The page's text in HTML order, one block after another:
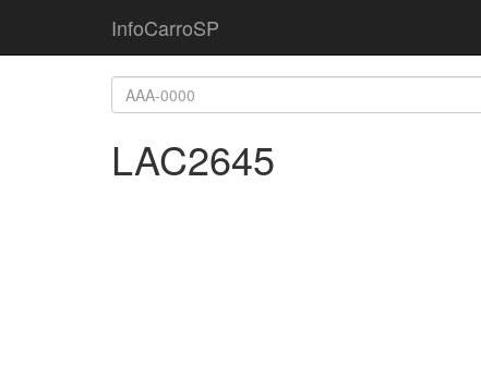
InfoCarroSP
LAC2645